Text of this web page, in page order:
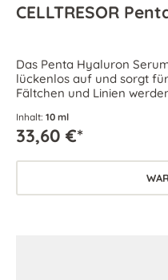
CELLTRESOR
Das Penta Hyaluron
lückenlos auf und sorgt
Fältchen und Linien
Inhalt: 10 ml
33,60 €*